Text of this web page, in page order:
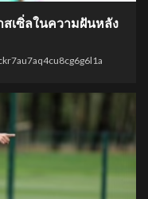
สเซิ่ลในความฝันหลัง